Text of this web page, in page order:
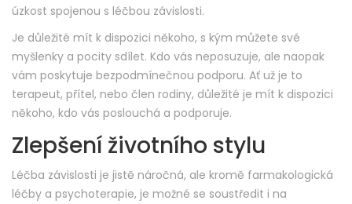
úzkost spojenou s léčbou závislosti.
Je důležité mít k dispozici někoho, s kým můžete své
myšlenky a pocity sdílet. Kdo vás neposuzuje, ale naopak
vám poskytuje bezpodmínečnou podporu. Ať už je to
terapeut, přítel, nebo člen rodiny, důležité je mít k dispozici
někoho, kdo vás poslouchá a podporuje.
Zlepšení životního stylu
Léčba závislosti je jistě náročná, ale kromě farmakologická
léčby a psychoterapie, je možné se soustředit i na